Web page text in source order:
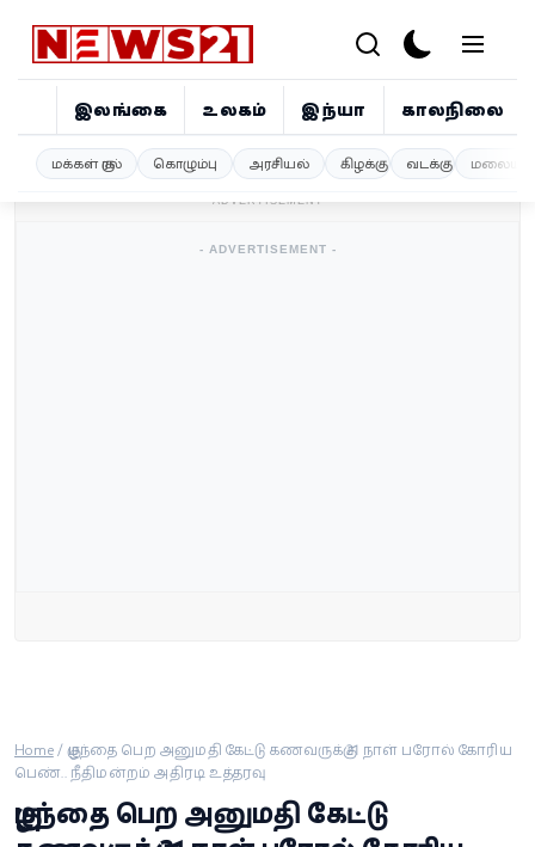
இலங்கை உலகம் இந்தியா காலநிலை
மக்கள் குரல் கொழும்பு அரசியல் கிழக்கு வடக்கு
இலங்கை
வெப்ஸ்டோரி
தமிழ்
- ADVERTISEMENT -
- ADVERTISEMENT -
Home/குழந்தை பெற அனுமதி கேட்டு கணவருக்கு 21 நாள் பரோல் கோரிய
பெண்.. நீதிமன்றம் அதிரடி உத்தரவு
குழந்தை பெற அனுமதி கேட்டு